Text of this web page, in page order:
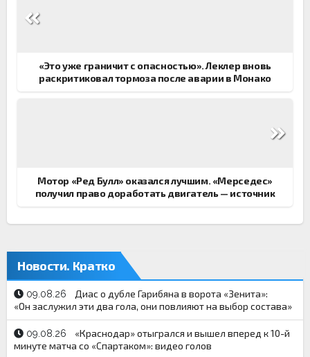
по
«Это уже граничит с опасностью». Леклер вновь
раскритиковал тормоза после аварии в Монако
Мотор «Ред Булл» оказался лучшим. «Мерседес»
получил право доработать двигатель — источник
Новости. Кратко
09.08.26
Диас о дубле Гарибяна в ворота «Зенита»:
«Он заслужил эти два гола, они повлияют на выбор состава»
09.08.26
«Краснодар» отыгрался и вышел вперед к 10-й
минуте матча со «Спартаком»: видео голов